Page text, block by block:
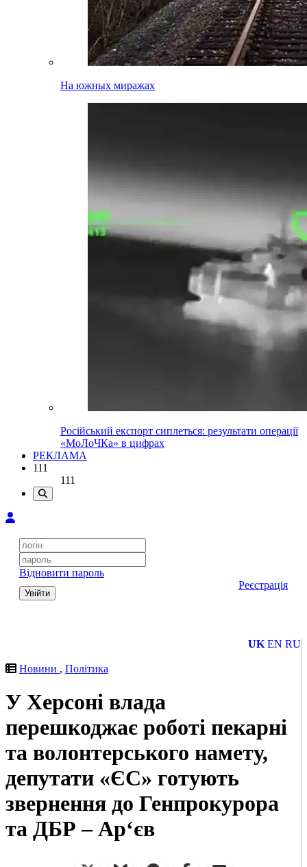
На южных миражах
Російський експорт сиплеться: результати операції
«МоЛоЧКа» в цифрах
РЕКЛАМА
111
111
Відновити пароль
Увійти
Реєстрація
UK EN RU
Новини , Політика
У Херсоні влада
перешкоджає роботі пекарні
та волонтерського намету,
депутати «ЄC» готують
звернення до Генпрокурора
та ДБР – Ар‘єв